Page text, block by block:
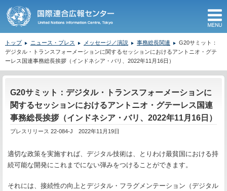
トップ ニュース・プレス メッセージ／演説 事務総長関連
G20サミット：
デジタル・トランスフォーメーションに関するセッションにおけるアントニオ・グテ
ーレス国連事務総長挨拶（インドネシア・バリ、2022年11月16日）
G20サミット：デジタル・トランスフォーメーションに
関するセッションにおけるアントニオ・グテーレス国連
事務総長挨拶（インドネシア・バリ、2022年11月16日）
プレスリリース 22-084-J 2022年11月19日
適切な政策を実施すれば、デジタル技術は、とりわけ最貧国における持
続可能な開発にこれまでにない弾みをつけることができます。
それには、接続性の向上とデジタル・フラグメンテーション（デジタル